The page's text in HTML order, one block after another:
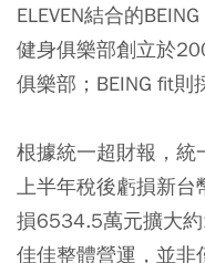
ELEVEN結合的
健身俱樂部創立於
俱樂部；BEING fit則
根據統一超財報，統
上半年稅後虧損新
損6534.5萬元擴大
佳佳整體營運，並非